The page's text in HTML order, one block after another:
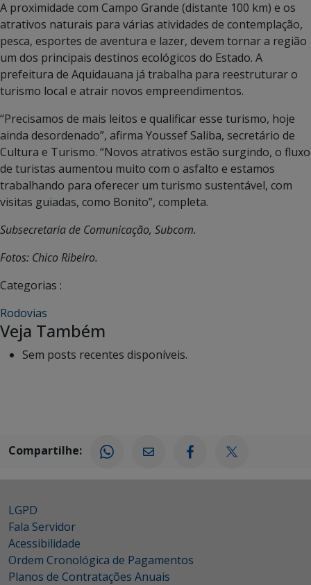
A proximidade com Campo Grande (distante 100 km) e os
atrativos naturais para várias atividades de contemplação,
pesca, esportes de aventura e lazer, devem tornar a região
um dos principais destinos ecológicos do Estado. A
prefeitura de Aquidauana já trabalha para reestruturar o
turismo local e atrair novos empreendimentos.
“Precisamos de mais leitos e qualificar esse turismo, hoje
ainda desordenado”, afirma Youssef Saliba, secretário de
Cultura e Turismo. “Novos atrativos estão surgindo, o fluxo
de turistas aumentou muito com o asfalto e estamos
trabalhando para oferecer um turismo sustentável, com
visitas guiadas, como Bonito”, completa.
Subsecretaria de Comunicação, Subcom.
Fotos: Chico Ribeiro.
Categorias :
Rodovias
Veja Também
Sem posts recentes disponíveis.
Compartilhe:
LGPD
Fala Servidor
Acessibilidade
Ordem Cronológica de Pagamentos
Planos de Contratações Anuais